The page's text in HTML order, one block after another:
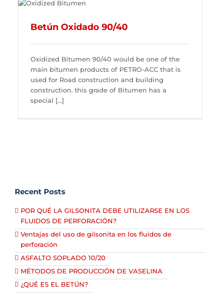
Betún Oxidado 90/40
Oxidized Bitumen 90/40 would be one of the
main bitumen products of PETRO-ACC that is
used for Road construction and building
construction. this grade of Bitumen has a
special [...]
Recent Posts
POR QUÉ LA GILSONITA DEBE UTILIZARSE EN LOS
FLUIDOS DE PERFORACIÓN?
Ventajas del uso de gilsonita en los fluidos de
perforación
ASFALTO SOPLADO 10/20
MÉTODOS DE PRODUCCIÓN DE VASELINA
¿QUÉ ES EL BETÚN?